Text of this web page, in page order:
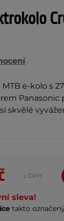
e-kolo s
Panasonic
skvělé
s DPH
sleva!
takto